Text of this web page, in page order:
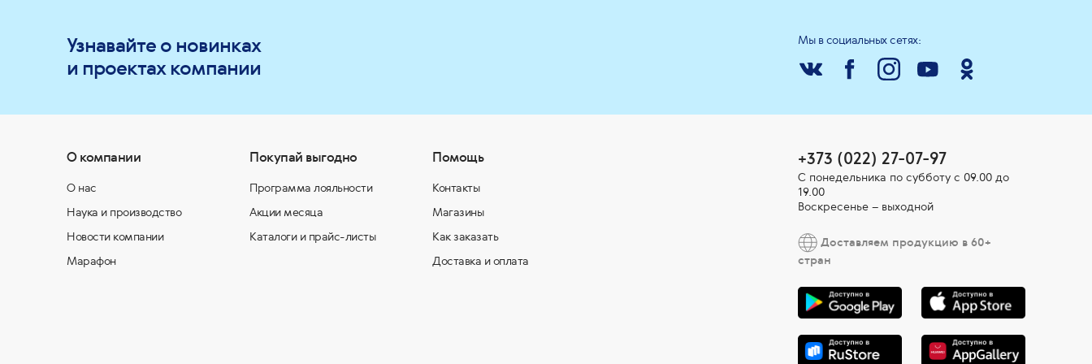
Узнавайте о новинках
и проектах компании
Мы в социальных сетях:
О компании
О нас
Наука и производство
Новости компании
Марафон
Покупай выгодно
Программа лояльности
Акции месяца
Каталоги и прайс-листы
Помощь
Контакты
Магазины
Как заказать
Доставка и оплата
+373 (022) 27-07-97
С понедельника по субботу с 09.00 до
19.00
Воскресенье – выходной
Доставляем продукцию в 60+
стран